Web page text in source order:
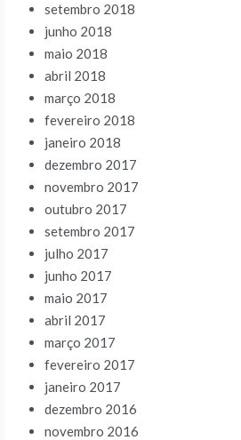
setembro 2018
junho 2018
maio 2018
abril 2018
março 2018
fevereiro 2018
janeiro 2018
dezembro 2017
novembro 2017
outubro 2017
setembro 2017
julho 2017
junho 2017
maio 2017
abril 2017
março 2017
fevereiro 2017
janeiro 2017
dezembro 2016
novembro 2016